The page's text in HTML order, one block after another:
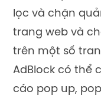
lọc và chặn
trang web và
trên một số
AdBlock có thể
cáo pop up,